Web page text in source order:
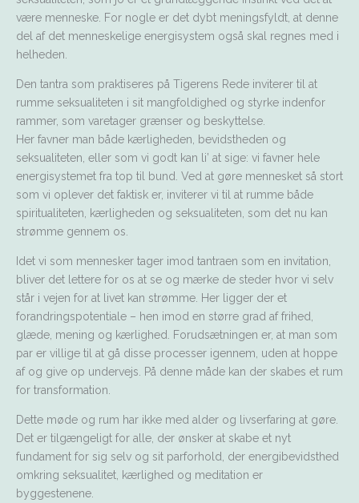
være menneske. For nogle er det dybt meningsfyldt, at denne
del af det menneskelige energisystem også skal regnes med i
helheden.
Den tantra som praktiseres på Tigerens Rede inviterer til at
rumme seksualiteten i sit mangfoldighed og styrke indenfor
rammer, som varetager grænser og beskyttelse.
Her favner man både kærligheden, bevidstheden og
seksualiteten, eller som vi godt kan li’ at sige: vi favner hele
energisystemet fra top til bund. Ved at gøre mennesket så stort
som vi oplever det faktisk er, inviterer vi til at rumme både
spiritualiteten, kærligheden og seksualiteten, som det nu kan
strømme gennem os.
Idet vi som mennesker tager imod tantraen som en invitation,
bliver det lettere for os at se og mærke de steder hvor vi selv
står i vejen for at livet kan strømme. Her ligger der et
forandringspotentiale – hen imod en større grad af frihed,
glæde, mening og kærlighed. Forudsætningen er, at man som
par er villige til at gå disse processer igennem, uden at hoppe
af og give op undervejs. På denne måde kan der skabes et rum
for transformation.
Dette møde og rum har ikke med alder og livserfaring at gøre.
Det er tilgængeligt for alle, der ønsker at skabe et nyt
fundament for sig selv og sit parforhold, der energibevidsthed
omkring seksualitet, kærlighed og meditation er
byggestenene.